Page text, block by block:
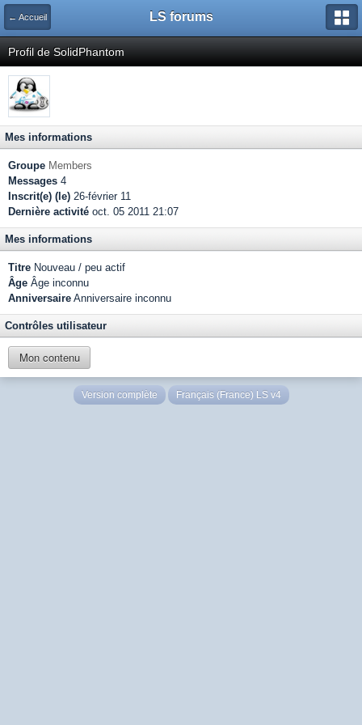
← Accueil LS forums
Profil de SolidPhantom
Mes informations
Groupe Members
Messages 4
Inscrit(e) (le) 26-février 11
Dernière activité oct. 05 2011 21:07
Mes informations
Titre Nouveau / peu actif
Âge Âge inconnu
Anniversaire Anniversaire inconnu
Contrôles utilisateur
Mon contenu
Version complète Français (France) LS v4